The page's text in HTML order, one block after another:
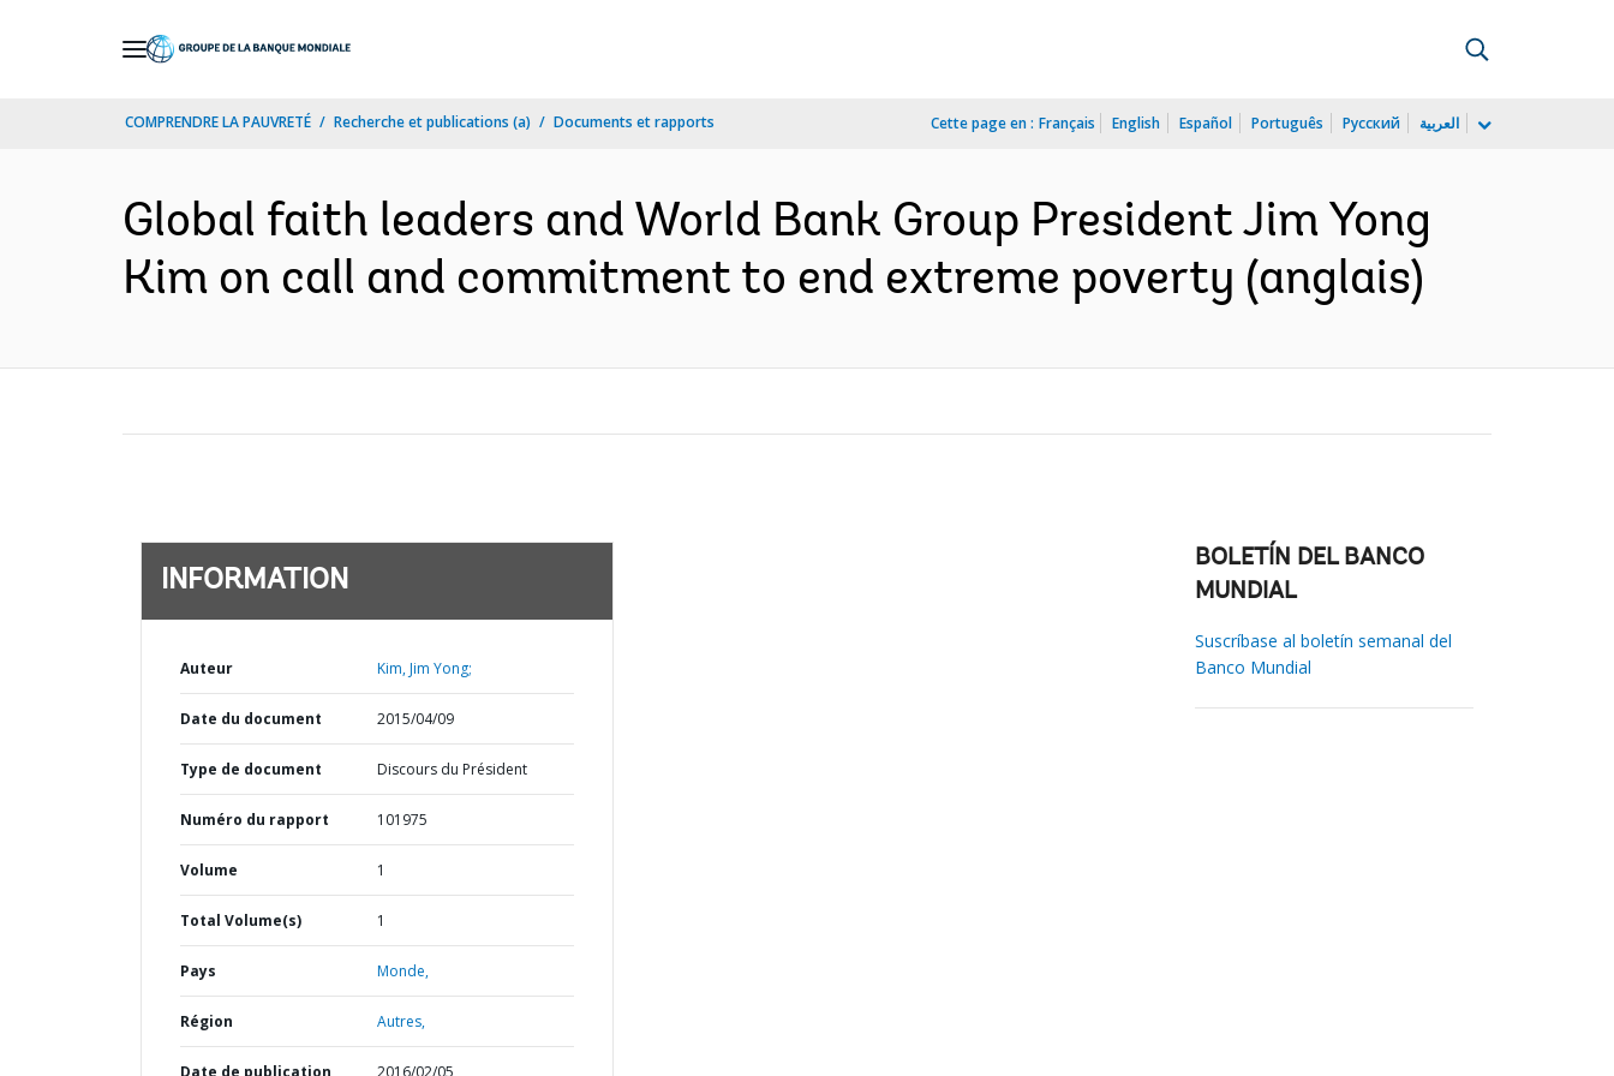
COMPRENDRE LA PAUVRETÉ Recherche et publications (a) Documents et rapports Cette page en : Français English Español Português Русский العربية
Global faith leaders and World Bank Group President Jim Yong
Kim on call and commitment to end extreme poverty (anglais)
INFORMATION
Auteur Kim, Jim Yong;
Date du document 2015/04/09
Type de document Discours du Président
Numéro du rapport 101975
Volume 1
Total Volume(s) 1
Pays Monde,
Région Autres,
Date de publication 2016/02/05
BOLETÍN DEL BANCO
MUNDIAL
Suscríbase al boletín semanal del
Banco Mundial